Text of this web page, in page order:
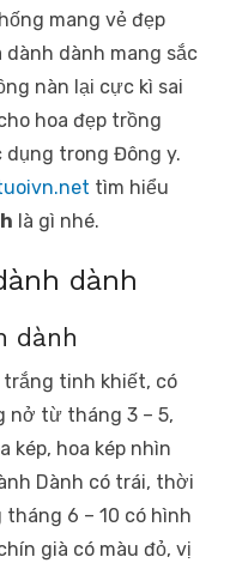
mang vẻ đẹp
dành dành mang sắc
nàn lại cực kì sai
hoa đẹp trồng
dụng trong Đông y.
tìm hiểu
là gì nhé.
dành
dành
trắng tinh khiết, có
nở từ tháng 3 – 5,
kép, hoa kép nhìn
Dành có trái, thời
6 – 10 có hình
già có màu đỏ, vị